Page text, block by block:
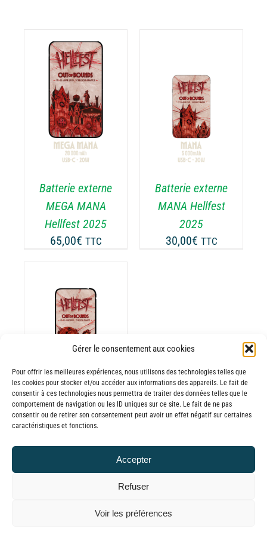
Gérer le consentement aux cookies
Pour offrir les meilleures expériences, nous utilisons des technologies telles que
les cookies pour stocker et/ou accéder aux informations des appareils. Le fait de
consentir à ces technologies nous permettra de traiter des données telles que le
comportement de navigation ou les ID uniques sur ce site. Le fait de ne pas
consentir ou de retirer son consentement peut avoir un effet négatif sur certaines
caractéristiques et fonctions.
Accepter
Refuser
Voir les préférences
Batterie externe
MEGA MANA
Hellfest 2025
65,00€ TTC
AJOUTER AU
PANIER
DÉTAILS
Batterie externe
MANA Hellfest
2025
30,00€ TTC
Batterie externe
45,00€ TTC